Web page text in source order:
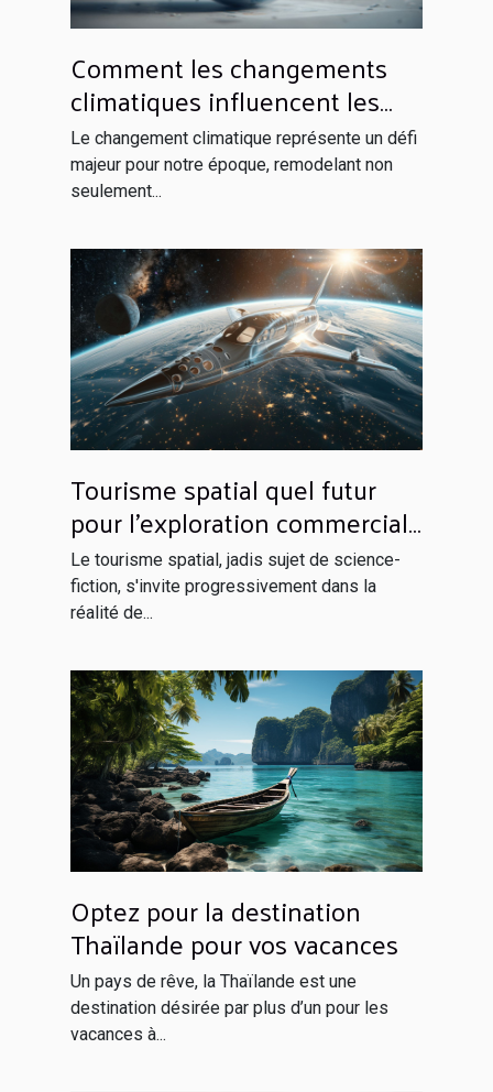
Comment les changements
climatiques influencent les
politiques économiques
globales
Le changement climatique représente un défi
majeur pour notre époque, remodelant non
seulement...
Tourisme spatial quel futur
pour l'exploration commerciale
de l'espace
Le tourisme spatial, jadis sujet de science-
fiction, s'invite progressivement dans la
réalité de...
Optez pour la destination
Thaïlande pour vos vacances
Un pays de rêve, la Thaïlande est une
destination désirée par plus d’un pour les
vacances à...